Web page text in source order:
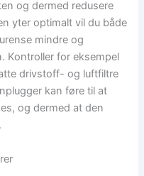
og dermed redusere
yter optimalt vil du både
mindre og
Kontroller for eksempel
drivstoff- og luftfiltre
kan føre til at
og dermed at den